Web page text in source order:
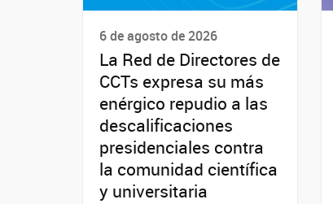
6 de agosto de 2026
La Red de Directores de
CCTs expresa su más
enérgico repudio a las
descalificaciones
presidenciales contra
la comunidad científica
y universitaria